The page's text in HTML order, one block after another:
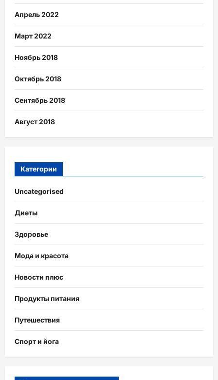
Апрель 2022
Март 2022
Ноябрь 2018
Октябрь 2018
Сентябрь 2018
Август 2018
Категории
Uncategorised
Диеты
Здоровье
Мода и красота
Новости плюс
Продукты питания
Путешествия
Спорт и йога